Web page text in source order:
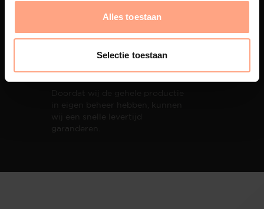
Alles toestaan
Selectie toestaan
Snelle levering
wij een snelle levertijd
garanderen.